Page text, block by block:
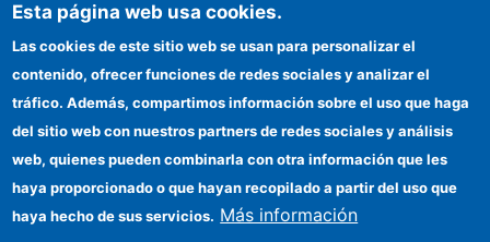
Institute of Public Policies and Goods
ILLA
CSIC Electronic Office
Information for providers
Funding entities
Esta página web usa cookies.
Las cookies de este sitio web se usan para personalizar el
contenido, ofrecer funciones de redes sociales y analizar el
tráfico. Además, compartimos información sobre el uso que haga
del sitio web con nuestros partners de redes sociales y análisis
web, quienes pueden combinarla con otra información que les
haya proporcionado o que hayan recopilado a partir del uso que
haya hecho de sus servicios. Más información